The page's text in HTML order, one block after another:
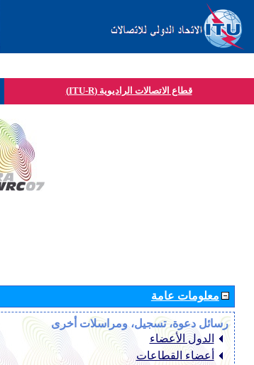
قطاع الاتصالات الراديوية (ITU-R)
معلومات عامة
رسائل دعوة، تسجيل، ومراسلات أخرى
الدول الأعضاء
أعضاء القطاعات